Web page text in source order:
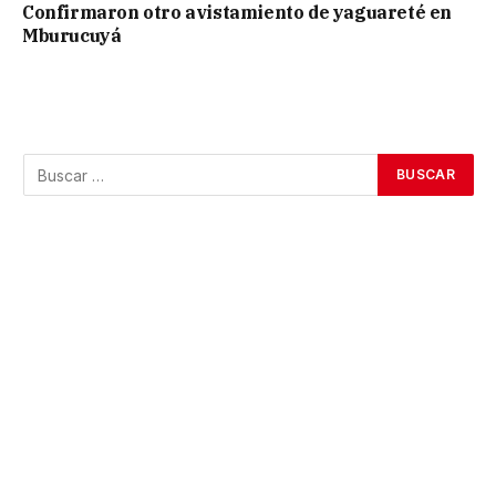
Confirmaron otro avistamiento de yaguareté en
Mburucuyá